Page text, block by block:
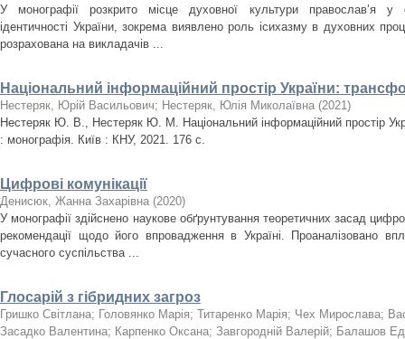
У монографії розкрито місце духовної культури православ’я у
ідентичності України, зокрема виявлено роль ісихазму в духовних
розрахована на викладачів ...
Національний інформаційний простір України:
Нестеряк, Юрій Васильович; Нестеряк, Юлія Миколаївна (2021)
Нестеряк Ю. В., Нестеряк Ю. М. Національний інформаційний простір
: монографія. Київ : КНУ, 2021. 176 с.
Цифрові комунікації
Денисюк, Жанна Захарівна (2020)
У монографії здійснено наукове обґрунтування теоретичних засад
рекомендації щодо його впровадження в Україні. Проаналізовано
сучасного суспільства ...
Глосарій з гібридних загроз
Гришко Світлана; Головянко Марія; Титаренко Марія; Чех Мирослава;
Засадко Валентина; Карпенко Оксана; Завгородній Валерій; Балашов